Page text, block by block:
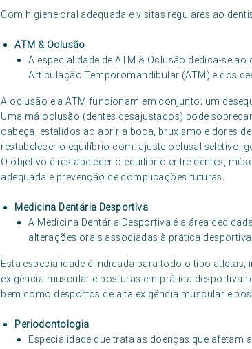
Com higiene oral adequada e visitas regulares ao
ATM & Oclusão
A especialidade de ATM & Oclusão dedica-se
Articulação Temporomandibular (ATM) e dos
A oclusão e a ATM funcionam em conjunto; um
Uma má oclusão (dentes desajustados) pode
cabeça, estalidos ao abrir a boca, bruxismo e dores
restabelecer o equilíbrio com: ajuste oclusal seletivo,
O objetivo é restabelecer o equilíbrio entre dentes,
adequada e prevenção de complicações futuras.
Medicina Dentária Desportiva
A Medicina Dentária Desportiva é a área
alterações orais associadas à prática
Esta especialidade é indicada para todo o tipo
exigência muscular e posturas em prática desportiva
bem como desportos de alta exigência muscular e
Periodontologia
Especialidade que trata as doenças que afetam